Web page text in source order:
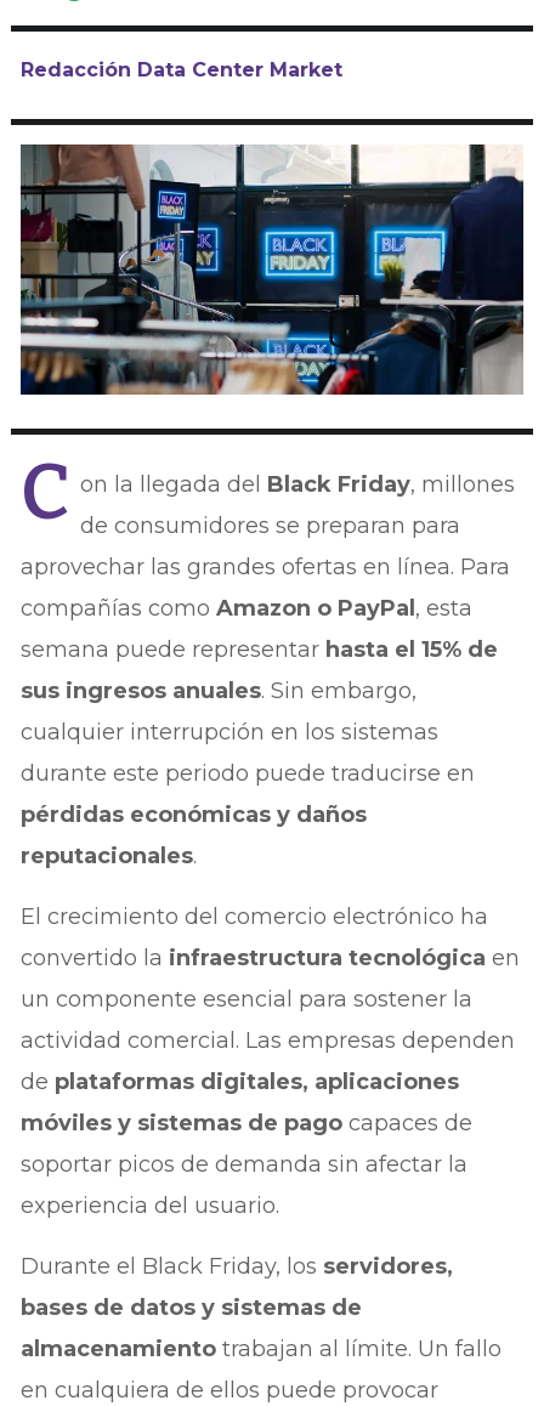
Redacción Data Center Market
C on la llegada del Black Friday, millones
de consumidores se preparan para
aprovechar las grandes ofertas en línea. Para
compañías comoAmazon o PayPal , esta
semana puede representar hasta el 15% de
sus ingresos anuales. Sin embargo,
cualquier interrupción en los sistemas
durante este periodo puede traducirse en
pérdidas económicas y daños
reputacionales.
El crecimiento del comercio electrónico ha
convertido la infraestructura tecnológica en
un componente esencial para sostener la
actividad comercial. Las empresas dependen
de plataformas digitales, aplicaciones
móviles y sistemas de pago capaces de
soportar picos de demanda sin afectar la
experiencia del usuario.
Durante el Black Friday, los servidores,
bases de datos y sistemas de
almacenamiento trabajan al límite. Un fallo
en cualquiera de ellos puede provocar